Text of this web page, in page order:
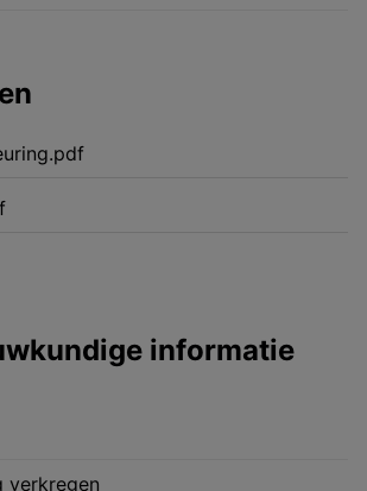
informatie
verkregen